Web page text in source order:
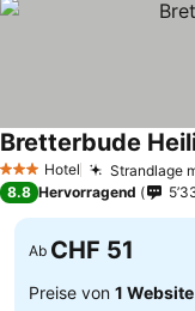
3 SterneHotel Strandlage
Bretterbude
8.8 Hervorragend
Ab CHF 51
Preise von 1 Website